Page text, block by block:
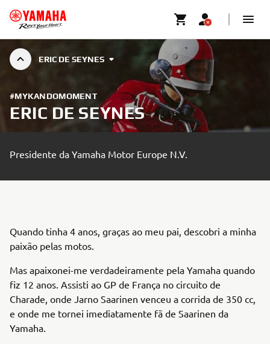
ERIC DE SEYNES
#MYKANDOMOMENT
ERIC DE SEYNES
Presidente da Yamaha Motor Europe N.V.
Quando tinha 4 anos, graças ao meu pai, descobri a minha
paixão pelas motos.
Mas apaixonei-me verdadeiramente pela Yamaha quando
fiz 12 anos. Assisti ao GP de França no circuito de
Charade, onde Jarno Saarinen venceu a corrida de 350 cc,
e onde me tornei imediatamente fã de Saarinen da
Yamaha.